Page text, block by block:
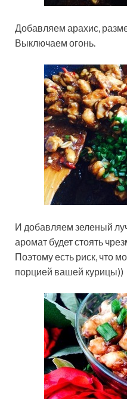
Добавляем арахис,
Выключаем огонь.
И добавляем зеленый
аромат будет стоять
Поэтому есть риск, что
порцией вашей курицы))